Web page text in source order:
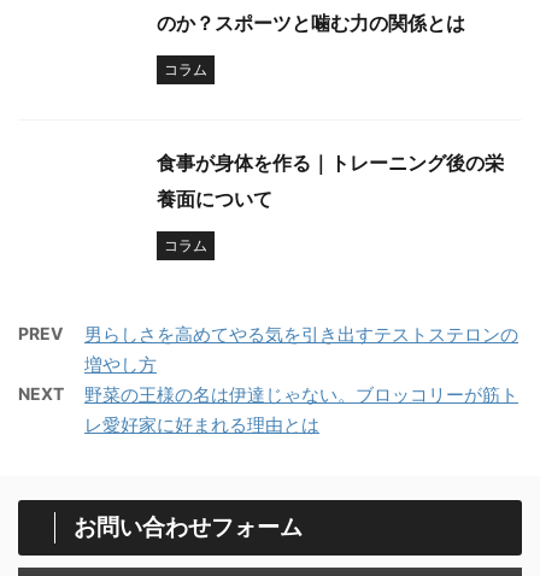
のか？スポーツと噛む力の関係とは
コラム
食事が身体を作る｜トレーニング後の栄
養面について
コラム
PREV
男らしさを高めてやる気を引き出すテストステロンの
増やし方
NEXT
野菜の王様の名は伊達じゃない。ブロッコリーが筋ト
レ愛好家に好まれる理由とは
お問い合わせフォーム